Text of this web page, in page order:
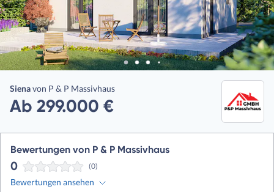
Sienavon P & P Massivhaus
Ab 299.000 €
Bewertungen von P & P Massivhaus
0 (0)
Bewertungen ansehen